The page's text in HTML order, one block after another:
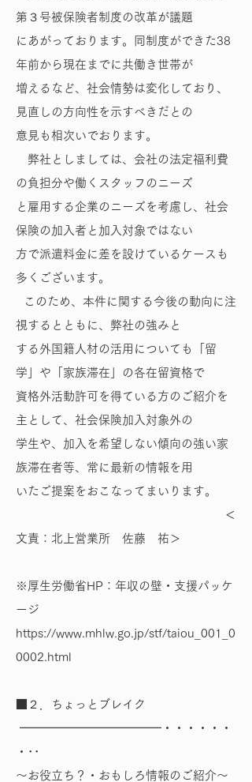
第３号被保険者制度の改革が議題
にあがっております。同制度ができた38
年前から現在までに共働き世帯が
増えるなど、社会情勢は変化しており、
見直しの方向性を示すべきだとの
意見も相次いでおります。
弊社としましては、会社の法定福利費
の負担分や働くスタッフのニーズ
と雇用する企業のニーズを考慮し、社会
保険の加入者と加入対象ではない
方で派遣料金に差を設けているケースも
多くございます。
このため、本件に関する今後の動向に注
視するとともに、弊社の強みと
する外国籍人材の活用についても「留
学」や「家族滞在」の各在留資格で
資格外活動許可を得ている方のご紹介を
主として、社会保険加入対象外の
学生や、加入を希望しない傾向の強い家
族滞在者等、常に最新の情報を用
いたご提案をおこなってまいります。
＜
文責：北上営業所 佐藤 祐＞
※厚生労働省HP：年収の壁・支援パッケ
ージ
https://www.mhlw.go.jp/stf/taiou_001_0
0002.html
■２．ちょっとブレイク
━━━━━━━━━━━━・・・・・・
・･･
～お役立ち？・おもしろ情報のご紹介～